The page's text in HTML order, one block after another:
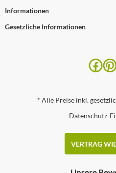
Informationen
Gesetzliche Informationen
* Alle Preise inkl.
Datenschutz-
VERTRAG